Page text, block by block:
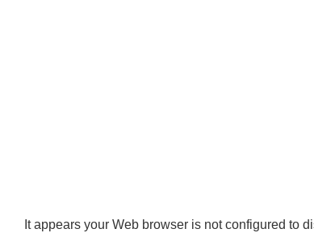
It appears your Web browser is not configured to